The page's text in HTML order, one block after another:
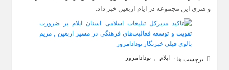
و هنری این مجموعه در ایام اربعین خبر داد.
برچسب ها : ایلام , نودادامروز